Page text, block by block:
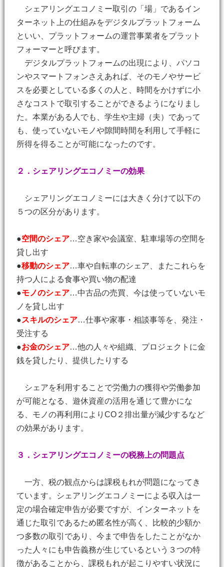
シェアリングエコノミー取引の「場」であるイン
ターネット上の仕組みをデジタルプラットフォーム
といい、プラットフォームの運営事業者をプラット
フォーマーと呼びます。
デジタルプラットフォームの出現により、パソコ
ンやスマートフォンさえあれば、そのモノやサービ
スを必要としている多くの人と、時間をかけずに小
さなコストで取引することができるようになりまし
た。本業がある人でも、学生や主婦（夫）であって
も、使っていないモノや隙間時間を利用して手軽に
所得を得ることが可能になったのです。
２．シェアリングエコノミーの効果
シェアリングエコノミーには大きく分けて以下の
５つの区分があります。
●空間のシェア…空き家や会議室、駐車場等の空間を
貸し出す
●移動のシェア…車や自転車のシェア、またこれらを
持つ人による食事や買い物の配達
●モノのシェア…中古品の売買、今は使っていないモ
ノを貸し出す
●スキルのシェア…仕事や家事・相談事等を、発注・
受注する
●お金のシェア…他の人々や組織、プロジェクトに金
銭を貸したり、提供したりする
シェアを利用することで労働力の獲得や労働参加
が可能となる、遊休資産の活用を通じて豊かにな
る、モノの再利用によりCO２排出量が減少するなど
の効果があります。
３．シェアリングエコノミーの税務上の問題点
一方、税の観点からは課税もれが問題になってき
ています。シェアリングエコノミーによる収入は一
定の場合確定申告が必要ですが、インターネットを
通じた取引であるため匿名性が高く、比較的少額か
つ多数の取引であり、今まで申告をしたことがなか
った人々にも申告義務が生じているという３つの特
徴があることから、課税もれが起こりやすい状況に